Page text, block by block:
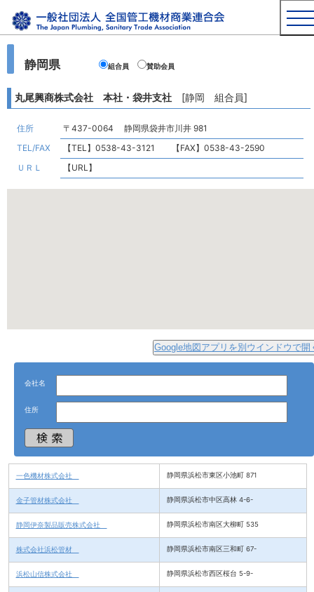
静岡県 組合員 賛助会員
丸尾興商株式会社 本社・袋井支社 [静岡 組合員]
住所
〒437-0064 静岡県袋井市川井 981
TEL/FAX
【TEL】0538-43-3121 【FAX】0538-43-2590
ＵＲＬ
【URL】
Google地図アプリを別ウインドウで開
会社名
住所
一色機材株式会社 静岡県浜松市東区小池町 871
金子管材株式会社 静岡県浜松市中区高林 4-6-
静岡伊奈製品販売株式会社 静岡県浜松市南区大柳町 535
株式会社浜松管材 静岡県浜松市南区三和町 67-
浜松山信株式会社 静岡県浜松市西区桜台 5-9-